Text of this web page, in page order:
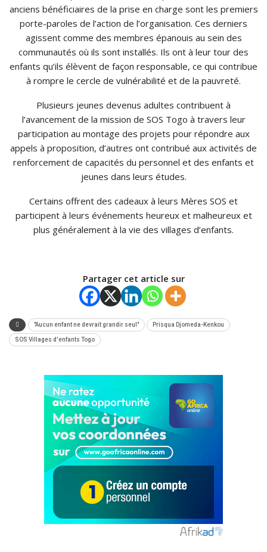
anciens bénéficiaires de la prise en charge sont les premiers
porte-paroles de l’action de l’organisation. Ces derniers
agissent comme des membres épanouis au sein des
communautés où ils sont installés. Ils ont à leur tour des
enfants qu’ils élèvent de façon responsable, ce qui contribue
à rompre le cercle de vulnérabilité et de la pauvreté.
Plusieurs jeunes devenus adultes contribuent à
l’avancement de la mission de SOS Togo à travers leur
participation au montage des projets pour répondre aux
appels à proposition, d’autres ont contribué aux activités de
renforcement de capacités du personnel et des enfants et
jeunes dans leurs études.
Certains offrent des cadeaux à leurs Mères SOS et
participent à leurs événements heureux et malheureux et
plus généralement à la vie des villages d’enfants.
Partager cet article sur
"Aucun enfant ne devrait grandir seul" Prisqua Djomeda-Kenkou
SOS Villages d'enfants Togo